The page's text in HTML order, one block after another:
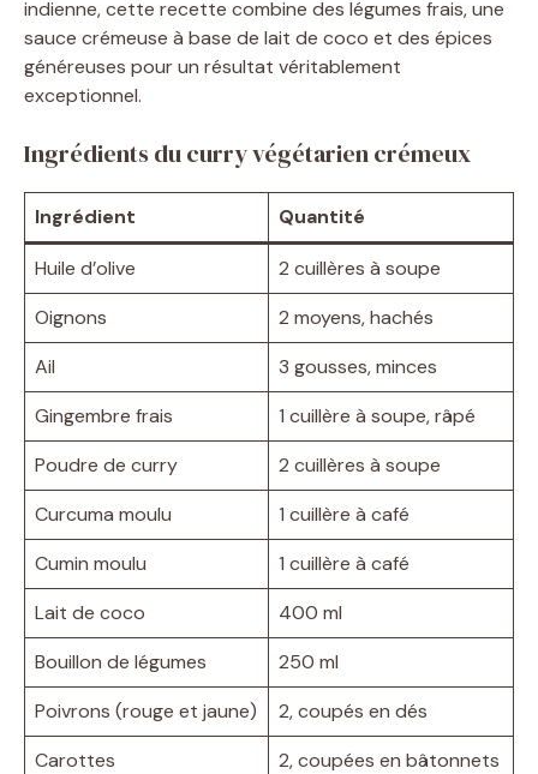
indienne, cette recette combine des légumes frais, une
sauce crémeuse à base de lait de coco et des épices
généreuses pour un résultat véritablement
exceptionnel.
Ingrédients du curry végétarien crémeux
Ingrédient Quantité
Huile d’olive
2 cuillères à soupe
Oignons
2 moyens, hachés
Ail
3 gousses, minces
Gingembre frais
1 cuillère à soupe, râpé
Poudre de curry
2 cuillères à soupe
Curcuma moulu
1 cuillère à café
Cumin moulu
1 cuillère à café
Lait de coco
400 ml
Bouillon de légumes
250 ml
Poivrons (rouge et jaune)
2, coupés en dés
Carottes
2, coupées en bâtonnets